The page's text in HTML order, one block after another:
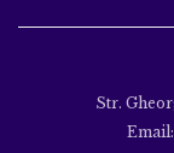
Str.